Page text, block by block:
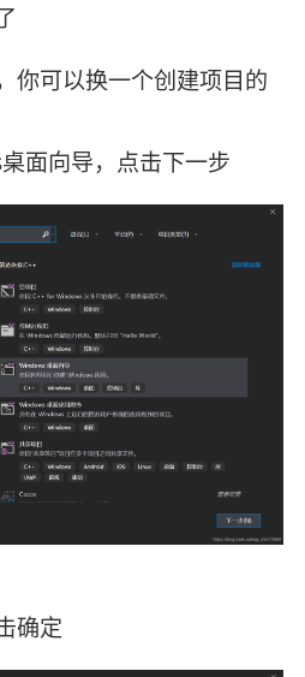
你可以换一个创建项目的
面向导，点击下一步
确定